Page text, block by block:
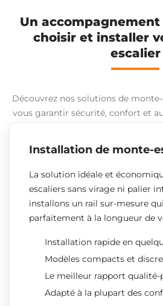
Un
choisir et installer
escalier
Découvrez nos solutions de
vous garantir sécurité, confort et
Installation de monte-
La solution idéale et
escaliers sans virage ni palier
installons un rail sur-mesure
parfaitement à la longueur de
Installation rapide en
Modèles compacts et
Le meilleur rapport qualité-
Adapté à la plupart des